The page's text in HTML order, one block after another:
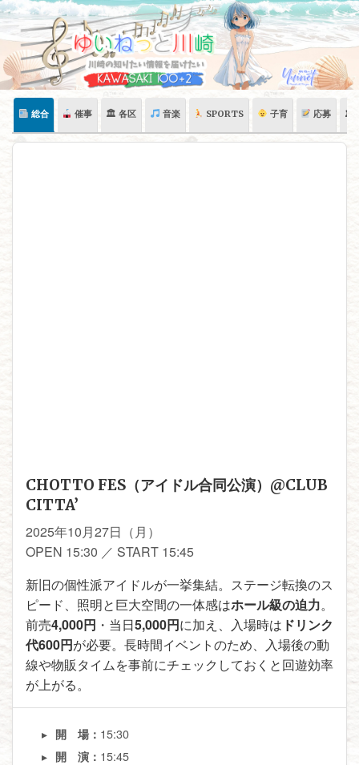
Skip
content
総合 催事 🏛 各区 音楽 SPORTS 子育 応募 🏛
CHOTTO FES（アイドル合同公演）@CLUB
CITTA’
2025年10月27日（月）
OPEN 15:30 ／ START 15:45
新旧の個性派アイドルが一挙集結。ステージ転換のス
ピード、照明と巨大空間の一体感はホール級の迫力。
前売4,000円 ・当日5,000円に加え、入場時は ドリンク
代600円が必要。長時間イベントのため、入場後の動
線や物販タイムを事前にチェックしておくと回遊効率
が上がる。
開 場： 15:30
開 演： 15:45